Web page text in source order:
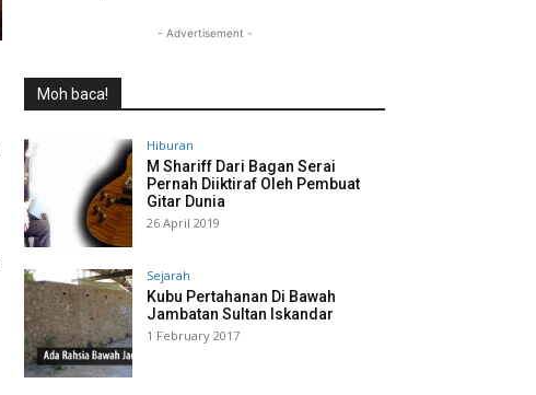
- Advertisement -
Moh baca!
Hiburan
M Shariff Dari Bagan Serai
Pernah Diiktiraf Oleh Pembuat
Gitar Dunia
26 April 2019
Sejarah
Kubu Pertahanan Di Bawah
Jambatan Sultan Iskandar
1 February 2017